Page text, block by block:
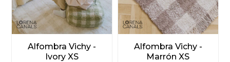
Alfombra Vichy -
Ivory XS
Alfombra Vichy -
Marrón XS